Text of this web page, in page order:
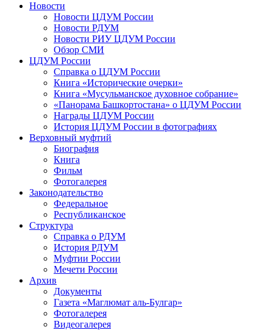
Новости
Новости ЦДУМ России
Новости РДУМ
Новости РИУ ЦДУМ России
Обзор СМИ
ЦДУМ России
Справка о ЦДУМ России
Книга «Исторические очерки»
Книга «Мусульманское духовное собрание»
«Панорама Башкортостана» о ЦДУМ России
Награды ЦДУМ России
История ЦДУМ России в фотографиях
Верховный муфтий
Биография
Книга
Фильм
Фотогалерея
Законодательство
Федеральное
Республиканское
Структура
Справка о РДУМ
История РДУМ
Муфтии России
Мечети России
Архив
Документы
Газета «Маглюмат аль-Булгар»
Фотогалерея
Видеогалерея